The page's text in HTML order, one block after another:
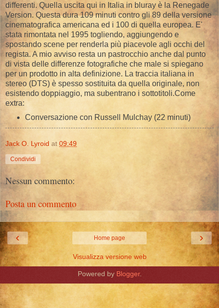
differenti. Quella uscita qui in Italia in bluray è la Renegade
Version. Questa dura 109 minuti contro gli 89 della versione
cinematografica americana ed i 100 di quella europea. E'
stata rimontata nel 1995 togliendo, aggiungendo e
spostando scene per renderla più piacevole agli occhi del
regista. A mio avviso resta un pastrocchio anche dal punto
di vista delle differenze fotografiche che male si spiegano
per un prodotto in alta definizione. La traccia italiana in
stereo (DTS) è spesso sostituita da quella originale, non
esistendo doppiaggio, ma subentrano i sottotitoli.Come
extra:
Conversazione con Russell Mulchay (22 minuti)
Jack O. Lyroid at 09:49
Condividi
Nessun commento:
Posta un commento
‹ ›
Home page
Visualizza versione web
Powered by Blogger.